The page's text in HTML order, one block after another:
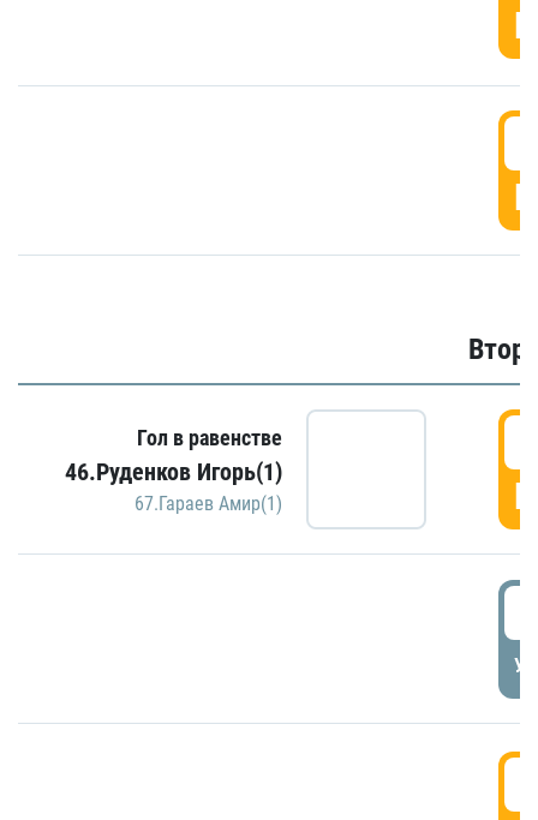
Гол в равенстве
46.Руденков Игорь(1)
67.Гараев Амир(1)